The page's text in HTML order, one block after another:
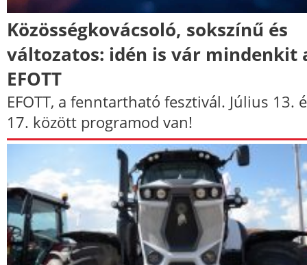
Közösségkovácsoló, sokszínű és
változatos: idén is vár mindenkit
EFOTT
EFOTT, a fenntartható fesztivál. Július 13.
17. között programod van!